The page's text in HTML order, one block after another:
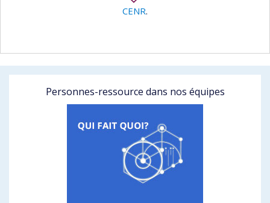
CENR.
Personnes-ressource dans nos équipes